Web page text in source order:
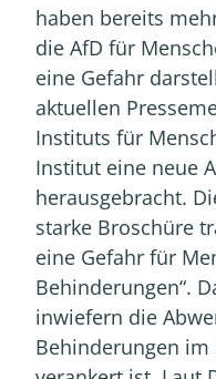
haben bereits
die AfD für
eine Gefahr
aktuellen
Instituts für
Institut eine neue
herausgebracht.
starke Broschüre
eine Gefahr für
Behinderungen“.
inwiefern die
Behinderungen im